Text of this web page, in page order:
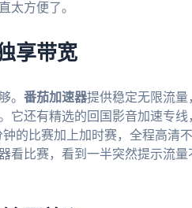
太方便了。
享带宽
。 番茄加速器提供稳定无限流
它还有精选的回国影音加速专
的比赛加上加时赛，全程高清
看比赛，看到一半突然提示流